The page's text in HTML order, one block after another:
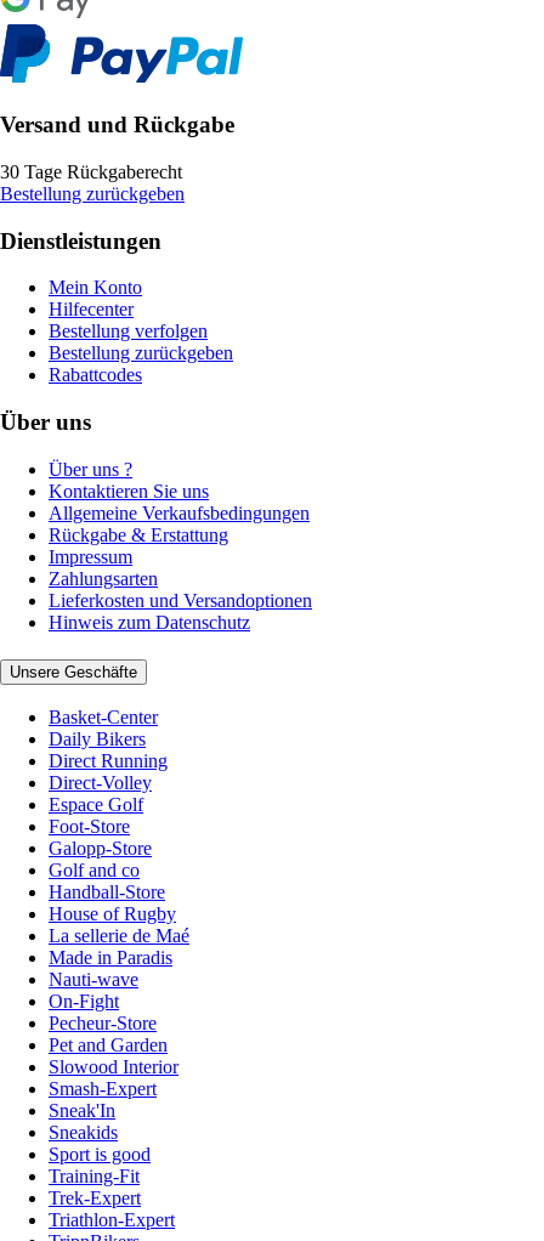
Versand und Rückgabe
30 Tage Rückgaberecht
Bestellung zurückgeben
Dienstleistungen
Mein Konto
Hilfecenter
Bestellung verfolgen
Bestellung zurückgeben
Rabattcodes
Über uns
Über uns ?
Kontaktieren Sie uns
Allgemeine Verkaufsbedingungen
Rückgabe & Erstattung
Impressum
Zahlungsarten
Lieferkosten und Versandoptionen
Hinweis zum Datenschutz
Unsere Geschäfte
Basket-Center
Daily Bikers
Direct Running
Direct-Volley
Espace Golf
Foot-Store
Galopp-Store
Golf and co
Handball-Store
House of Rugby
La sellerie de Maé
Made in Paradis
Nauti-wave
On-Fight
Pecheur-Store
Pet and Garden
Slowood Interior
Smash-Expert
Sneak'In
Sneakids
Sport is good
Training-Fit
Trek-Expert
Triathlon-Expert